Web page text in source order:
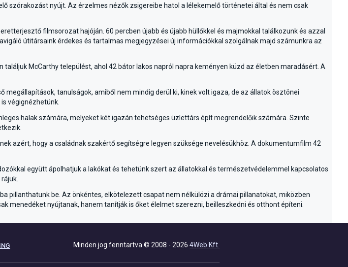
szórakozást nyújt. Az érzelmes nézők zsigereibe hatol a lélekemelő történetei által és nem csak
filmsorozat hajóján. 60 percben újabb és újabb hüllőkkel és majmokkal találkozunk és azzal
útitársaink érdekes és tartalmas megjegyzései új információkkal szolgálnak majd számunkra az
McCarthy települést, ahol 42 bátor lakos napról napra keményen küzd az életben maradásért. A
megállapítások, tanulságok, amiből nem mindig derül ki, kinek volt igaza, de az állatok ösztönei
végignézhetünk.
halak számára, melyeket két igazán tehetséges üzlettárs épít megrendelőik számára. Szinte
azért, hogy a családnak szakértő segítségre legyen szüksége nevelésükhöz. A dokumentumfilm 42
együtt ápolhatjuk a lakókat és tehetünk szert az állatokkal és természetvédelemmel kapcsolatos
pillanthatunk be. Az önkéntes, elkötelezett csapat nem nélkülözi a drámai pillanatokat, miközben
menedéket nyújtanak, hanem tanítják is őket élelmet szerezni, beilleszkedni és otthont építeni.
Minden jog fenntartva © 2008 - 20264Web Kft.